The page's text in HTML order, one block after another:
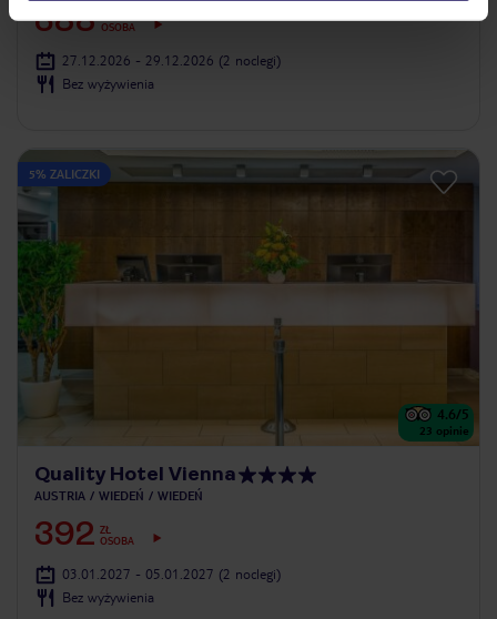
388 OSOBA
27.12.2026 - 29.12.2026 (2 noclegi)
Bez wyżywienia
5% ZALICZKI
4.6/5
23 opinie
Quality Hotel Vienna
AUSTRIA WIEDEŃ WIEDEŃ
392 ZŁ
OSOBA
03.01.2027 - 05.01.2027 (2 noclegi)
Bez wyżywienia